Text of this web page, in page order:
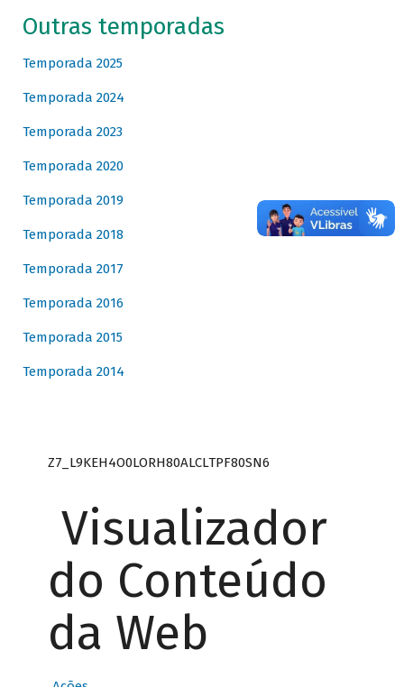
Outras temporadas
Temporada 2025
Temporada 2024
Temporada 2023
Temporada 2020
Temporada 2019
Temporada 2018
Temporada 2017
Temporada 2016
Temporada 2015
Temporada 2014
Z7_L9KEH4O0LORH80ALCLTPF80SN6
Visualizador
do Conteúdo
da Web